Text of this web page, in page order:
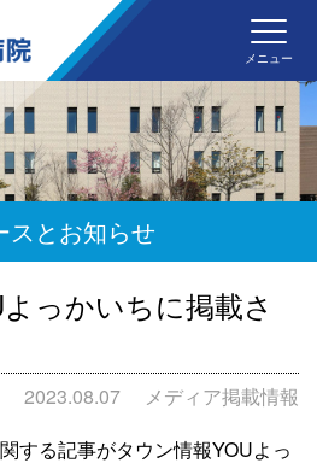
みた
メニュー
スとお知らせ
っかいちに掲載さ
2023.08.07
メディア掲載情報
する記事がタウン情報YOUよっ